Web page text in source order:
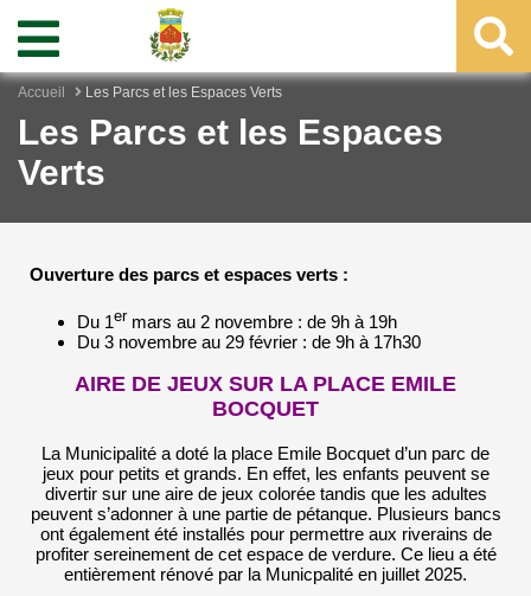
Accueil Les Parcs et les Espaces Verts
Les Parcs et les Espaces
Verts
Ouverture des parcs et espaces verts :
Du 1er mars au 2 novembre : de 9h à 19h
Du 3 novembre au 29 février : de 9h à 17h30
AIRE DE JEUX SUR LA PLACE EMILE
BOCQUET
La Municipalité a doté la place Emile Bocquet d’un parc de
jeux pour petits et grands. En effet, les enfants peuvent se
divertir sur une aire de jeux colorée tandis que les adultes
peuvent s’adonner à une partie de pétanque. Plusieurs bancs
ont également été installés pour permettre aux riverains de
profiter sereinement de cet espace de verdure. Ce lieu a été
entièrement rénové par la Municpalité en juillet 2025.